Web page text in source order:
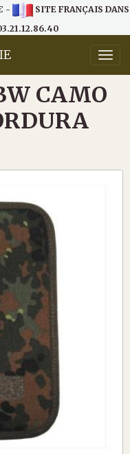
-
SITE FRANÇAIS DANS
CAMO